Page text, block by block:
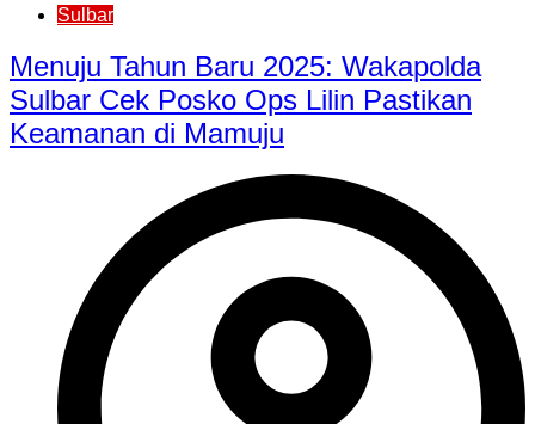
Sulbar
Menuju Tahun Baru 2025: Wakapolda
Sulbar Cek Posko Ops Lilin Pastikan
Keamanan di Mamuju